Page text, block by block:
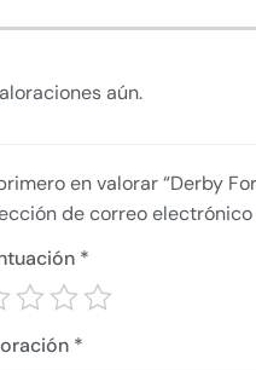
aún.
en valorar “Derby
de correo
*
*